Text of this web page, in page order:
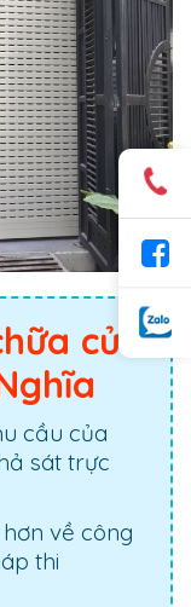
cửa
cầu của
sát trực
về công
thi